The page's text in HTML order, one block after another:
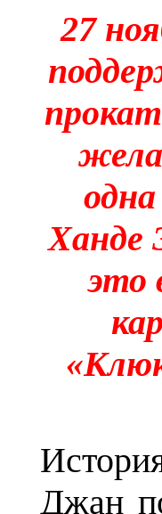
27
Ханде
это
Джан